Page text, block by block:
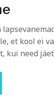
et kool ei
kui need